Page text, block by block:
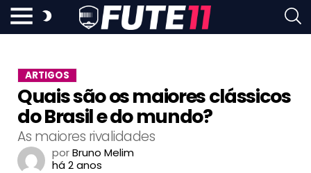
ARTIGOS
Quais são os maiores clássicos
do Brasil e do mundo?
As maiores rivalidades
porBruno Melim
há 2 anos